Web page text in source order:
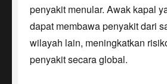
penyakit menular. Awak kapal
dapat membawa penyakit dari
wilayah lain, meningkatkan
penyakit secara global.